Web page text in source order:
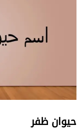
حيوان ظفر